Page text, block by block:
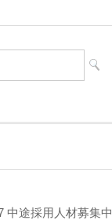
中途採用人材募集中